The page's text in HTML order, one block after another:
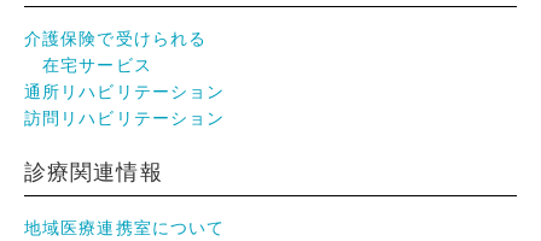
介護保険で受けられる
在宅サービス
通所リハビリテーション
訪問リハビリテーション
診療関連情報
地域医療連携室について